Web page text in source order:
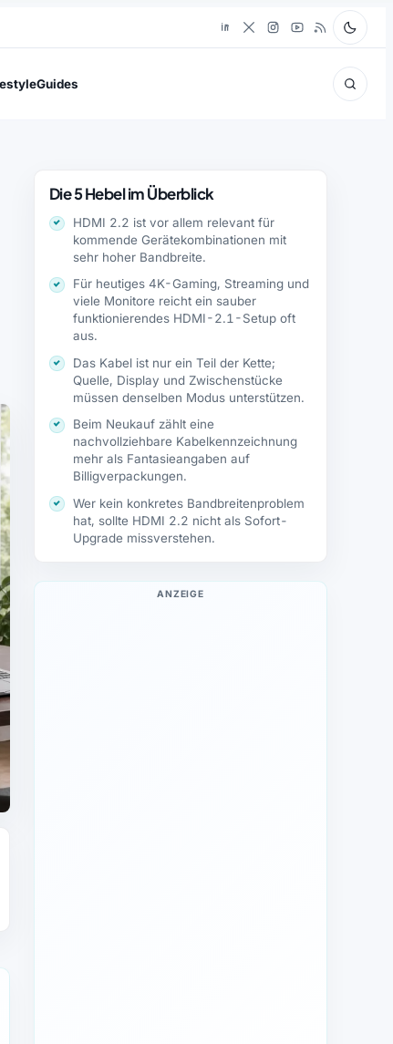
Guides
Die 5 Hebel im Überblick
HDMI 2.2 ist vor allem relevant für
kommende Gerätekombinationen mit
sehr hoher Bandbreite.
Für heutiges 4K-Gaming, Streaming und
viele Monitore reicht ein sauber
funktionierendes HDMI-2.1-Setup oft
aus.
Das Kabel ist nur ein Teil der Kette;
Quelle, Display und Zwischenstücke
müssen denselben Modus unterstützen.
Beim Neukauf zählt eine
nachvollziehbare Kabelkennzeichnung
mehr als Fantasieangaben auf
Billigverpackungen.
Wer kein konkretes Bandbreitenproblem
hat, sollte HDMI 2.2 nicht als Sofort-
Upgrade missverstehen.
ANZEIGE